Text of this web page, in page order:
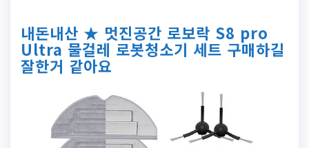
내돈내산 ★ 멋진공간 로보락 S8 pro
Ultra 물걸레 로봇청소기 세트 구매하길
잘한거 같아요